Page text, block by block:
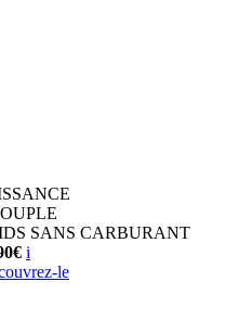
SANS CARBURANT
i
le